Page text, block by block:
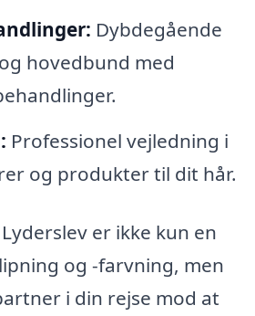
Dybdegående
hovedbund med
Professionel vejledning i
og produkter til dit hår.
er ikke kun en
og -farvning, men
i din rejse mod at